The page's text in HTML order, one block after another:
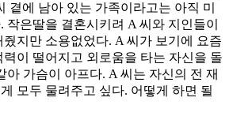
곁에 남아 있는 가족이라고는 아직 미
작은딸을 결혼시키려 A 씨와 지인들이
지만 소용없었다. A 씨가 보기에 요즘
이 떨어지고 외로움을 타는 자신을 돌
아 가슴이 아프다. A 씨는 자신의 전 재
모두 물려주고 싶다. 어떻게 하면 될